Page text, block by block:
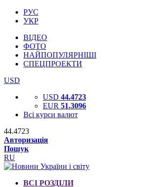
РУС
УКР
ВІДЕО
ФОТО
НАЙПОПУЛЯРНІШІ
СПЕЦПРОЕКТИ
USD
USD 44.4723
EUR 51.3096
Всі курси валют
44.4723
Авторизація
Пошук
RU
ВСІ РОЗДІЛИ